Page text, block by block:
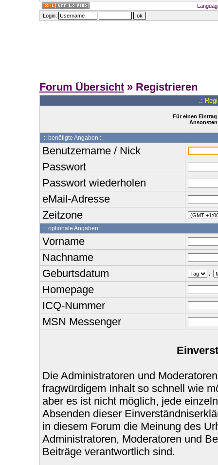
Login:
Forum Übersicht» Registrieren
.:
Für einen
:: benötigte Angaben :.
Benutzername / Nick
Passwort
Passwort wiederholen
eMail-Adresse
Zeitzone
:: optionale Angaben :.
Vorname
Nachname
Geburtsdatum
.
Homepage
ICQ-Nummer
MSN Messenger
Die Administratoren und
fragwürdigem Inhalt so schnell wie
aber es ist nicht möglich, jede
Absenden dieser
in diesem Forum die Meinung des
Administratoren, Moderatoren und
Beiträge verantwortlich sind.